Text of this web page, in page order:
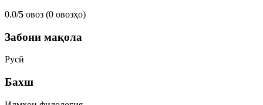
0.0/5 овоз (0 овозҳо)
Забони мақола
Русӣ
Бахш